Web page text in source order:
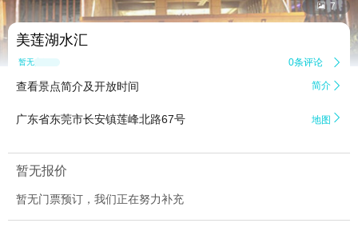
 7
美莲湖水汇
暂无点评 0条评论 
查看景点简介及开放时间 简介 
广东省东莞市长安镇莲峰北路67号 地图 
暂无报价
暂无门票预订，我们正在努力补充